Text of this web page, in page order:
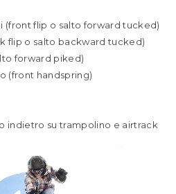
(front flip o salto forward tucked)
flip o salto backward tucked)
forward piked)
(front handspring)
indietro su trampolino e airtrack